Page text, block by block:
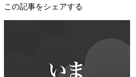
この記事をシェアする